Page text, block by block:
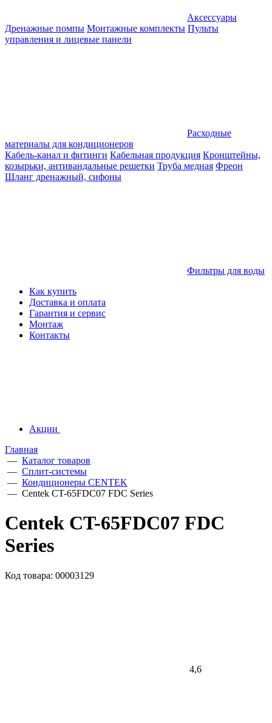
Аксессуары
Дренажные помпы Монтажные комплекты Пульты
управления и лицевые панели
Расходные
материалы для кондиционеров
Кабель-канал и фитинги Кабельная продукция Кронштейны,
козырьки, антивандальные решетки Труба медная Фреон
Шланг дренажный, сифоны
Фильтры для воды
Как купить
Доставка и оплата
Гарантия и сервис
Монтаж
Контакты
Акции
Главная
— Каталог товаров
— Сплит-системы
— Кондиционеры CENTEK
— Centek CT-65FDC07 FDC Series
Centek CT-65FDC07 FDC
Series
Код товара: 00003129
4,6